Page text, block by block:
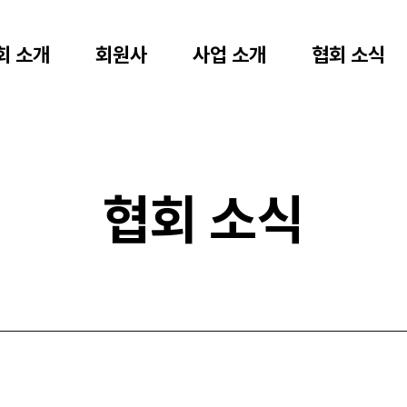
소개 회원사 사업 소개 협회 소식
협회 소식